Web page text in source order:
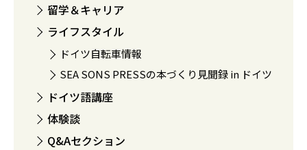
留学＆キャリア
ライフスタイル
ドイツ自転車情報
SEA SONS PRESSの本づくり見聞録 in ドイツ
ドイツ語講座
体験談
Q&Aセクション